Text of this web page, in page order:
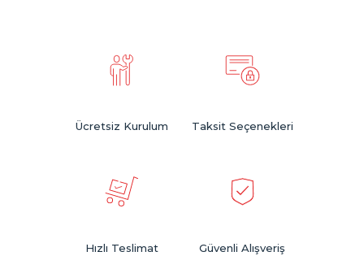
Ücretsiz Kurulum Taksit Seçenekleri
Hızlı Teslimat Güvenli Alışveriş